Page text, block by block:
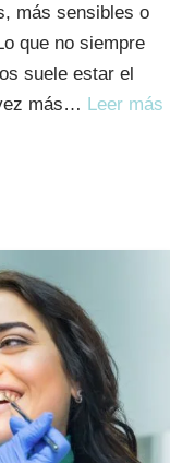
más sensibles o
que no siempre
suele estar el
más… Leer más